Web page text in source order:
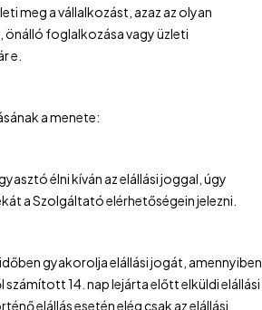
meg a vállalkozást, azaz az olyan
önálló foglalkozása vagy üzleti
e.
a menete:
élni kíván az elállási joggal, úgy
a Szolgáltató elérhetőségein jelezni.
gyakorolja elállási jogát, amennyiben
14. nap lejárta előtt elküldi elállási
elállás esetén elég csak az elállási